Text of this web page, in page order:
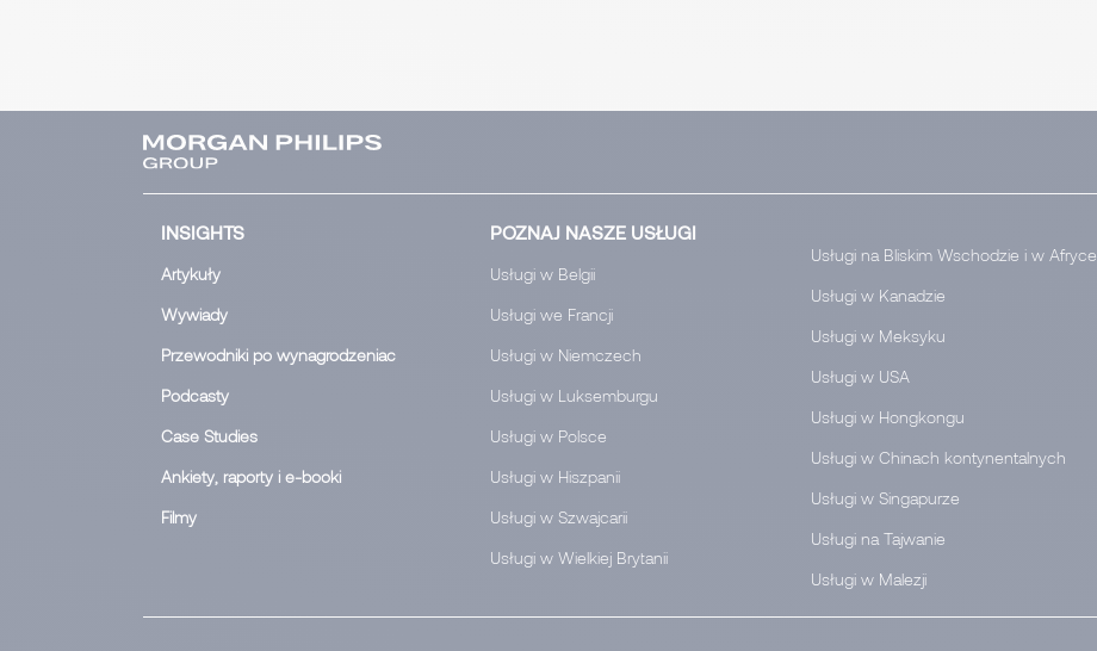
INSIGHTS
Artykuły
Wywiady
Przewodniki po wynagrodzeniac
Podcasty
Case Studies
Ankiety, raporty i e-booki
Filmy
POZNAJ NASZE USŁUGI
Usługi w Belgii
Usługi we Francji
Usługi w Niemczech
Usługi w Luksemburgu
Usługi w Polsce
Usługi w Hiszpanii
Usługi w Szwajcarii
Usługi w Wielkiej Brytanii
Usługi na Bliskim Wschodzie i w Afryce
Usługi w Kanadzie
Usługi w Meksyku
Usługi w USA
Usługi w Hongkongu
Usługi w Chinach kontynentalnych
Usługi w Singapurze
Usługi na Tajwanie
Usługi w Malezji